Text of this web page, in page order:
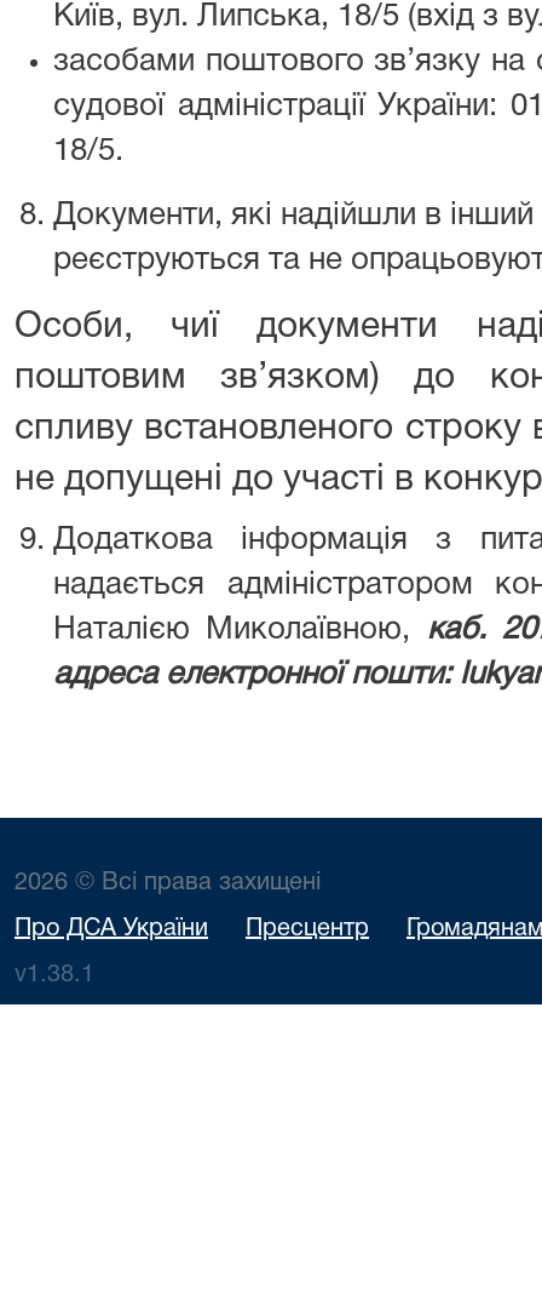
Київ, вул. Липська, 18/5 (вхід з
засобами поштового зв’язку на
судової адміністрації
18/5.
Документи, які надійшли в
реєструються та не
Особи, чиї документи
поштовим зв’язком) до
спливу встановленого
не допущені до участі в
Додаткова інформація з
надається адміністратором
Наталією Миколаївною, каб.
адреса електронної пошти:
2026 © Всі права захищені
Про ДСА України Пресцентр
v1.38.1